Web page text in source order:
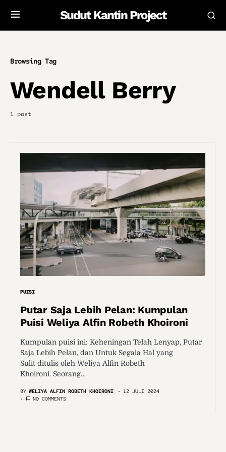
Sudut Kantin Project
Browsing Tag
Wendell Berry
1 post
PUISI
Putar Saja Lebih Pelan: Kumpulan
Puisi Weliya Alfin Robeth Khoironi
Kumpulan puisi ini: Keheningan Telah Lenyap, Putar
Saja Lebih Pelan, dan Untuk Segala Hal yang
Sulit ditulis oleh Weliya Alfin Robeth
Khoironi. Seorang…
BY WELIYA ALFIN ROBETH KHOIRONI
12 JULI 2024
NO COMMENTS